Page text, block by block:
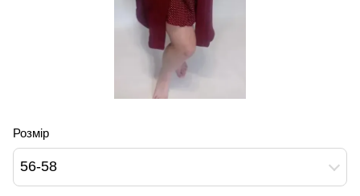
Розмір
56-58